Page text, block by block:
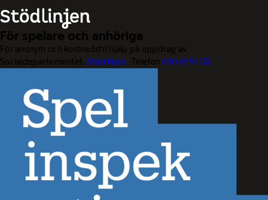
För spelare och anhöriga
För anonym och kostnadsfri hjälp på uppdrag av
Socialdepartementet. Stödlinjen. Telefon020-81 91 00.